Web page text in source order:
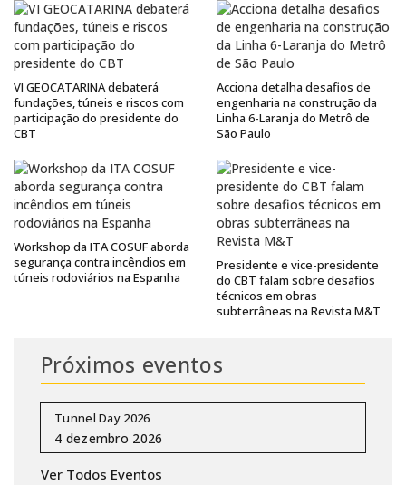
VI GEOCATARINA debaterá
fundações, túneis e riscos com
participação do presidente do
CBT
Acciona detalha desafios de
engenharia na construção da
Linha 6-Laranja do Metrô de
São Paulo
Workshop da ITA COSUF aborda
segurança contra incêndios em
túneis rodoviários na Espanha
Presidente e vice-presidente
do CBT falam sobre desafios
técnicos em obras
subterrâneas na Revista M&T
Próximos eventos
Tunnel Day 2026
Ver Todos Eventos